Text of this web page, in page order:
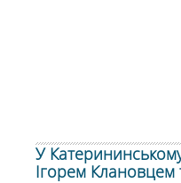
У
Ігорем